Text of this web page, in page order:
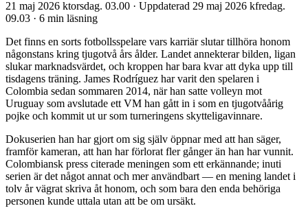
21 maj 2026 ktorsdag. 03.00 · Uppdaterad 29 maj 2026 kfredag.
09.03 · 6 min läsning
Det finns en sorts fotbollsspelare vars karriär slutar tillhöra honom
någonstans kring tjugotvå års ålder. Landet annekterar bilden, ligan
slukar marknadsvärdet, och kroppen har bara kvar att dyka upp till
tisdagens träning. James Rodríguez har varit den spelaren i
Colombia sedan sommaren 2014, när han satte volleyn mot
Uruguay som avslutade ett VM han gått in i som en tjugotvåårig
pojke och kommit ut ur som turneringens skytteligavinnare.
Dokuserien han har gjort om sig själv öppnar med att han säger,
framför kameran, att han har förlorat fler gånger än han har vunnit.
Colombiansk press citerade meningen som ett erkännande; inuti
serien är det något annat och mer användbart — en mening landet i
tolv år vägrat skriva åt honom, och som bara den enda behöriga
personen kunde uttala utan att be om ursäkt.